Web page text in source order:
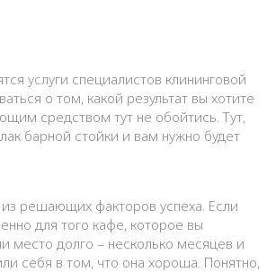
услуги специалистов клининговой
о том, какой результат вы хотите
средством тут не обойтись. Тут,
барной стойки и вам нужно будет
решающих факторов успеха. Если
для того кафе, которое вы
место долго – несколько месяцев и
себя в том, что она хороша. Понятно,